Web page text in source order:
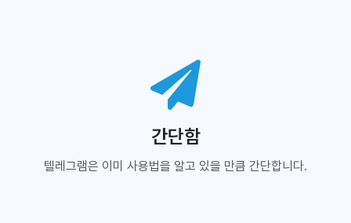
간단함
텔레그램은 이미 사용법을 알고 있을 만큼 간단합니다.